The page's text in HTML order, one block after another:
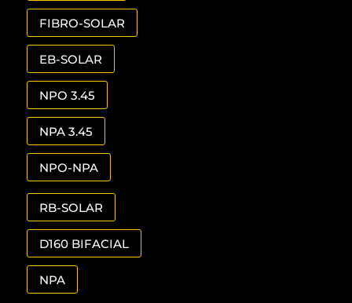
FIBRO-SOLAR
EB-SOLAR
NPO 3.45
NPA 3.45
NPO-NPA
RB-SOLAR
D160 BIFACIAL
NPA